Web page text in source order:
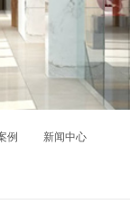
例 新闻中心